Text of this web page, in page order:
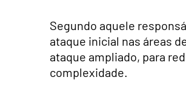
Segundo aquele
ataque inicial nas áreas
ataque ampliado, para
complexidade.